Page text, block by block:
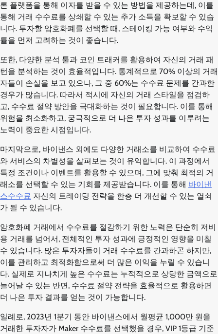
론 플랫폼을 통해 이자를 받을 수 있는 방법을 제공하는데, 이를
통해 거래 수수료를 상쇄할 수 있는 추가 소득을 확보할 수 있습
니다. 투자할 암호화폐를 선택할 때, 스테이킹 가능 여부와 수익
률을 먼저 고려하는 것이 좋습니다.
또한, 다양한 분석 툴과 코인 트래커를 활용하여 자신의 거래 패
턴을 분석하는 것이 효율적입니다. 통계적으로 70% 이상의 거래
자들이 손실을 보고 있으나, 그 중 60%는 수수료 문제를 간과한
경우가 많습니다. 따라서 적시에 자신의 거래 스타일을 점검하
고, 수수료 절약 방안을 극대화하는 것이 필요합니다. 이를 통해
위험을 최소화하고, 궁극적으로 더 나은 투자 성과를 이루려는
노력이 중요한 시점입니다.
마지막으로, 바이낸스 외에도 다양한 거래소를 비교하여 수수료
와 서비스의 차별성을 살펴보는 것이 유익합니다. 이 과정에서
특정 조건이나 이벤트를 활용할 수 있으며, 그에 맞춰 최적의 거
래소를 선택할 수 있는 기회를 제공받습니다. 이를 통해 바이낸
스수수료 자신의 트레이딩 전략을 한층 더 개선할 수 있는 열쇠
가 될 수 있습니다.
암호화폐 거래에서 수수료를 절감하기 위한 노력은 단순히 저비
용 거래를 넘어서, 전체적인 투자 성과에 긍정적인 영향을 미칠
수 있습니다. 많은 투자자들이 거래 수수료를 간과하곤 하지만,
이를 관리하고 최적화함으로써 더 많은 이익을 누릴 수 있습니
다. 실제로 지나치게 높은 수수료는 누적적으로 상당한 금액으로
늘어날 수 있는 반면, 수수료 절약 전략을 효율적으로 활용하면
더 나은 투자 결과를 얻는 것이 가능합니다.
일례로, 2023년 1분기 동안 바이낸스에서 월평균 1,000만 원을
거래한 투자자가 Maker 수수료를 선택했을 경우, VIP 1등급 기준